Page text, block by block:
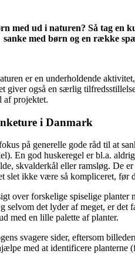
med ud i naturen? Så tag en
sanke med børn og en række
er en underholdende
giver også en særlig
af projektet.
i Danmark
på generelle gode råd til at
En god huskeregel er bl.a.
skvalderkål eller ramsløg. De
slet ikke være så kompliceret, før
over forskelige spiselige
selvom det lyder af meget, er
med en lille palette af planter.
svagere sider, eftersom
med at identificere planterne